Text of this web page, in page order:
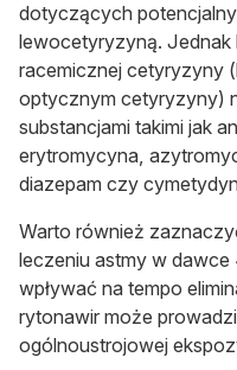
dotyczących
lewocetyryzyną. Jednak
racemicznej cetyryzyny
optycznym cetyryzyny)
substancjami takimi jak
erytromycyna,
diazepam czy
Warto również
leczeniu astmy w
wpływać na tempo
rytonawir może
ogólnoustrojowej